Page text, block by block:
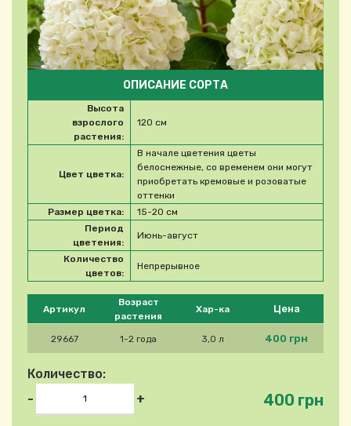
Please select product
Артикул
Возраст
растения
Хар-ка Цена
29667 1-2 года 3,0 л 400 грн
Количество:
-
+ 400 грн
ОПИСАНИЕ СОРТА
Высота
взрослого
растения:
120 см
Цвет цветка:
В начале цветения цветы
белоснежные, со временем они могут
приобретать кремовые и розоватые
оттенки
Размер цветка:
15-20 см
Период
цветения:
Июнь-август
Количество
цветов:
Непрерывное